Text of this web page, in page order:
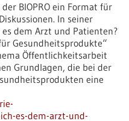
BIOPRO ein Format für
In seiner
dem Arzt und Patienten?
Gesundheitsprodukte“
Öffentlichkeitsarbeit
Grundlagen, die bei der
eine
es-dem-arzt-und-